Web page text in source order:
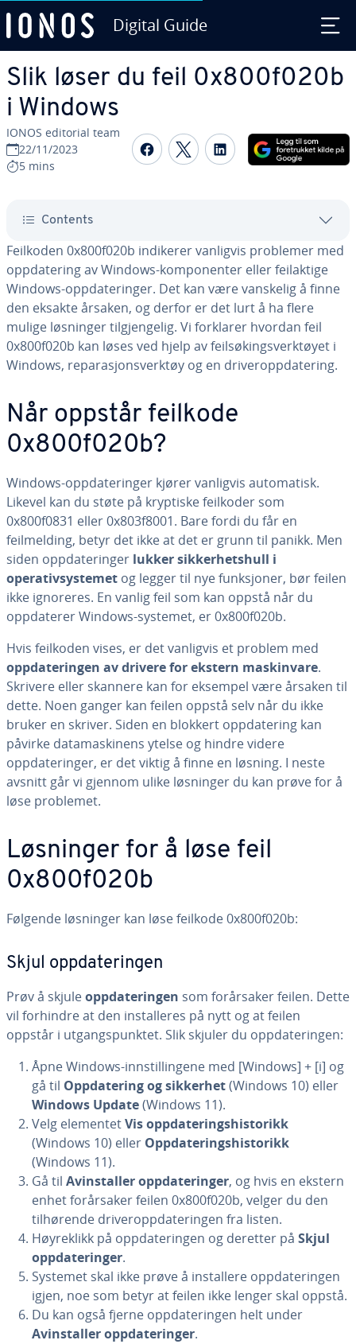
Digital Guide
Slik løser du feil 0x800f020b
i Windows
IONOS editorial team
22/11/2023
5 mins
Share on Facebook
Share on Twitter
Share on
Contents
Feilkoden 0x800f020b indikerer vanligvis problemer med
oppdatering av Windows-komponenter eller feilaktige
Windows-oppdateringer. Det kan være vanskelig å finne
den eksakte årsaken, og derfor er det lurt å ha flere
mulige løsninger tilgjengelig. Vi forklarer hvordan feil
0x800f020b kan løses ved hjelp av feilsøkingsverktøyet i
Windows, reparasjonsverktøy og en driveroppdatering.
Når oppstår feilkode
0x800f020b?
Windows-oppdateringer kjører vanligvis automatisk.
Likevel kan du støte på kryptiske feilkoder som
0x800f0831 eller 0x803f8001. Bare fordi du får en
feilmelding, betyr det ikke at det er grunn til panikk. Men
siden oppdateringer lukker sikkerhetshull i
operativsystemet og legger til nye funksjoner, bør feilen
ikke ignoreres. En vanlig feil som kan oppstå når du
oppdaterer Windows-systemet, er 0x800f020b.
Hvis feilkoden vises, er det vanligvis et problem med
oppdateringen av drivere for ekstern maskinvare.
Skrivere eller skannere kan for eksempel være årsaken til
dette. Noen ganger kan feilen oppstå selv når du ikke
bruker en skriver. Siden en blokkert oppdatering kan
påvirke datamaskinens ytelse og hindre videre
oppdateringer, er det viktig å finne en løsning. I neste
avsnitt går vi gjennom ulike løsninger du kan prøve for å
løse problemet.
Løsninger for å løse feil
0x800f020b
Følgende løsninger kan løse feilkode 0x800f020b:
Skjul oppdateringen
Prøv å skjuleoppdateringen som forårsaker feilen. Dette
vil forhindre at den installeres på nytt og at feilen
oppstår i utgangspunktet. Slik skjuler du oppdateringen:
Åpne Windows-innstillingene med [Windows] + [i] og
gå til Oppdatering og sikkerhet(Windows 10) eller
Windows Update(Windows 11).
Velg elementetVis oppdateringshistorikk
(Windows 10) eller Oppdateringshistorikk
(Windows 11).
Gå til Avinstaller oppdateringer, og hvis en ekstern
enhet forårsaker feilen 0x800f020b, velger du den
tilhørende driveroppdateringen fra listen.
Høyreklikk på oppdateringen og deretter på Skjul
oppdateringer.
Systemet skal ikke prøve å installere oppdateringen
igjen, noe som betyr at feilen ikke lenger skal oppstå.
Du kan også fjerne oppdateringen helt under
Avinstaller oppdateringer.